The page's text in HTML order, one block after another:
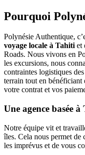
Pourquoi
Polynésie Authentique,
voyage locale à Tahitiet
Roads. Nous vivons en
les excursions, nous
contraintes logistiques
terrain tout en bénéficiant
votre contrat et vos
Une agence basée à
Notre équipe vit et
îles. Cela nous permet de
les imprévus et de vous